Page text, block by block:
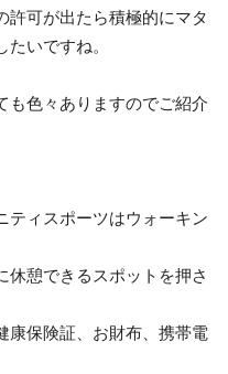
許可が出たら積極的にマタ
いですね。
も色々ありますのでご紹介
ティスポーツはウォーキン
休憩できるスポットを押さ
康保険証、お財布、携帯電